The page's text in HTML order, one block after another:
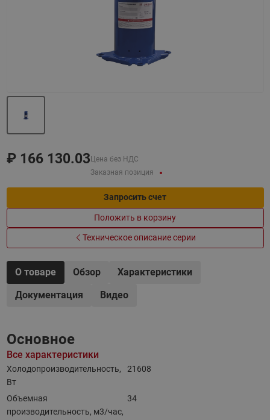
₽ 166 130.03 Цена без НДС
Заказная позиция
Запросить счет
Положить в корзину
Техническое описание серии
О товаре Обзор
Характеристики
Документация
Видео
Основное
Все характеристики
Холодопроизводительность,
Вт
21608
Объемная
производительность, м3/час,
34